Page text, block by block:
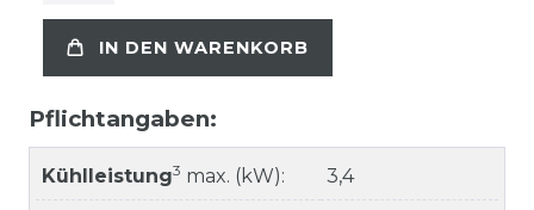
IN DEN WARENKORB
Pflichtangaben:
Kühlleistung3 max. (kW): 3,4